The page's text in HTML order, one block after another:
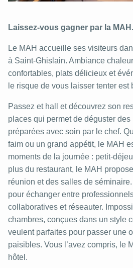
Laissez-vous gagner par la
Le MAH accueille ses visiteurs
à Saint-Ghislain. Ambiance
confortables, plats délicieux et
le risque de vous laisser tenter
Passez et hall et découvrez son
places qui permet de déguster
préparées avec soin par le chef.
faim ou un grand appétit, le MAH
moments de la journée : petit-
plus du restaurant, le MAH
réunion et des salles de
pour échanger entre
collaboratives et réseauter.
chambres, conçues dans un style
veulent parfaites pour passer une
paisibles. Vous l’avez compris, le
hôtel.